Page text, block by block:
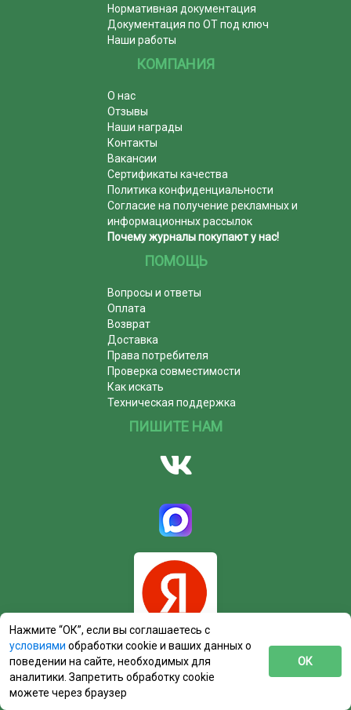
Нормативная документация
Документация по ОТ под ключ
Наши работы
КОМПАНИЯ
О нас
Отзывы
Наши награды
Контакты
Вакансии
Сертификаты качества
Политика конфиденциальности
Согласие на получение рекламных и
информационных рассылок
Почему журналы покупают у нас!
ПОМОЩЬ
Вопросы и ответы
Оплата
Возврат
Доставка
Права потребителя
Проверка совместимости
Как искать
Техническая поддержка
ПИШИТЕ НАМ
Нажмите “ОК”, если вы соглашаетесь с
условиями обработки cookie и ваших данных о
поведении на сайте, необходимых для
аналитики. Запретить обработку cookie
можете через браузер
ОК